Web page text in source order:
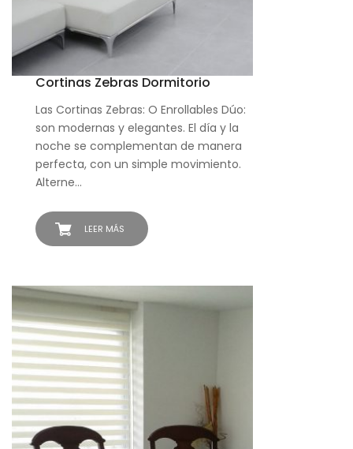
LEER MÁS
Cortinas Zebras Dormitorio
Las Cortinas Zebras: O Enrollables Dúo:
son modernas y elegantes. El día y la
noche se complementan de manera
perfecta, con un simple movimiento.
Alterne…